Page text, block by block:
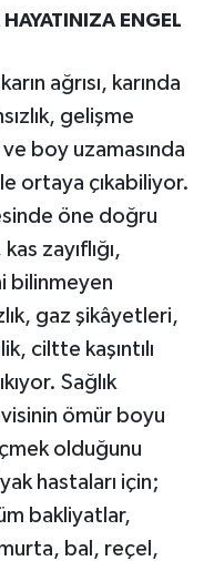
ENGEL
ağrısı, karında
gelişme
boy uzamasında
ortaya çıkabiliyor.
öne doğru
zayıflığı,
bilinmeyen
gaz şikâyetleri,
ciltte kaşıntılı
Sağlık
ömür boyu
olduğunu
hastaları için;
bakliyatlar,
bal, reçel,